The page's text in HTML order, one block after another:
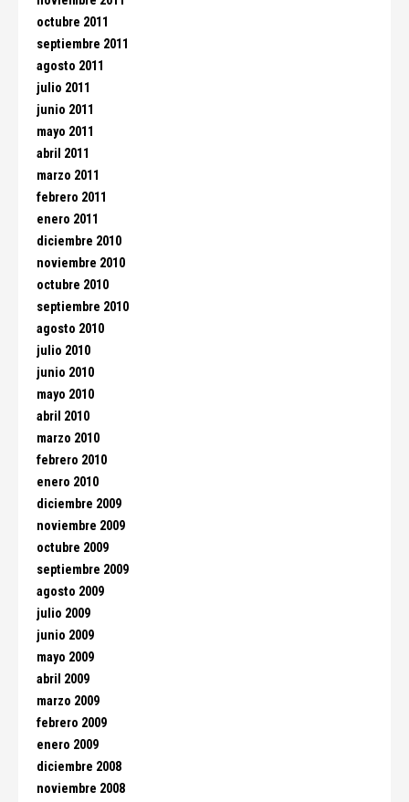
octubre 2011
septiembre 2011
agosto 2011
julio 2011
junio 2011
mayo 2011
abril 2011
marzo 2011
febrero 2011
enero 2011
diciembre 2010
noviembre 2010
octubre 2010
septiembre 2010
agosto 2010
julio 2010
junio 2010
mayo 2010
abril 2010
marzo 2010
febrero 2010
enero 2010
diciembre 2009
noviembre 2009
octubre 2009
septiembre 2009
agosto 2009
julio 2009
junio 2009
mayo 2009
abril 2009
marzo 2009
febrero 2009
enero 2009
diciembre 2008
noviembre 2008